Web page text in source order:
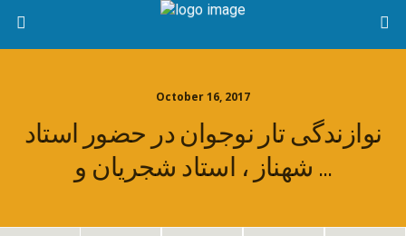
October 16, 2017
نوازندگی تار نوجوان در حضور استاد
شهناز ، استاد شجریان و …